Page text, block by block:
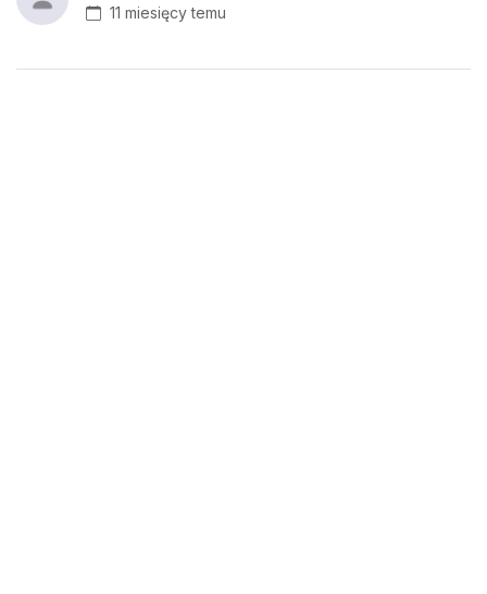
11 miesięcy temu